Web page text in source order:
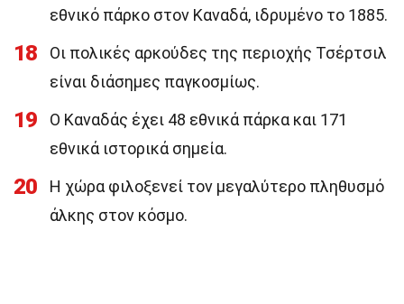
εθνικό πάρκο στον Καναδά, ιδρυμένο το 1885.
18
Οι πολικές αρκούδες της περιοχής Τσέρτσιλ
είναι διάσημες παγκοσμίως.
19
Ο Καναδάς έχει 48 εθνικά πάρκα και 171
εθνικά ιστορικά σημεία.
20
Η χώρα φιλοξενεί τον μεγαλύτερο πληθυσμό
άλκης στον κόσμο.